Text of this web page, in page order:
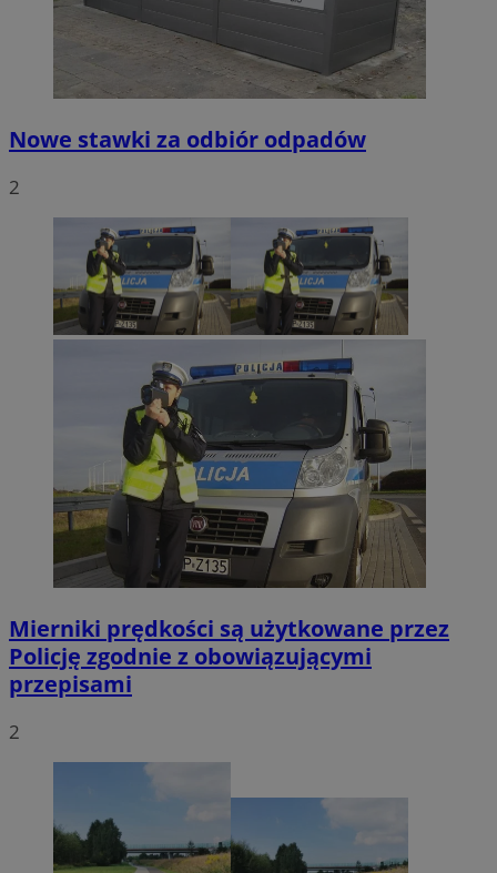
Nowe stawki za odbiór odpadów
2
Mierniki prędkości są użytkowane przez
Policję zgodnie z obowiązującymi
przepisami
2